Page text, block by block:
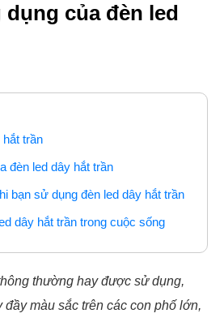
của đèn led
hắt trần
đèn led dây hắt trần
bạn sử dụng đèn led dây hắt trần
dây hắt trần trong cuộc sống
thường hay được sử dụng,
màu sắc trên các con phố lớn,